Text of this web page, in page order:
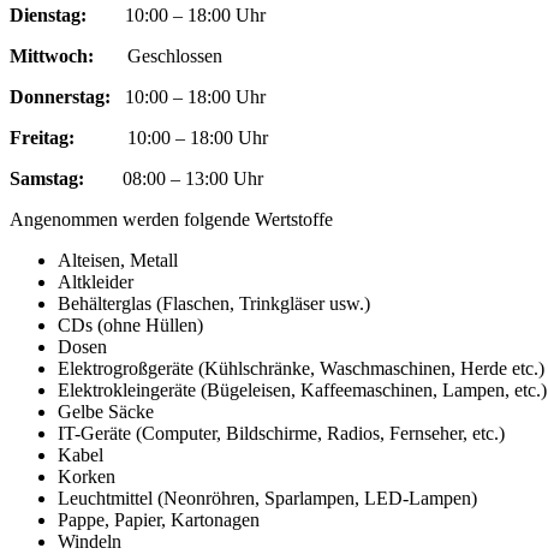
Dienstag: 10:00 – 18:00 Uhr
Mittwoch: Geschlossen
Donnerstag: 10:00 – 18:00 Uhr
Freitag: 10:00 – 18:00 Uhr
Samstag:
08:00 – 13:00 Uhr
Angenommen werden folgende Wertstoffe
Alteisen, Metall
Altkleider
Behälterglas (Flaschen, Trinkgläser usw.)
CDs (ohne Hüllen)
Dosen
Elektrogroßgeräte (Kühlschränke, Waschmaschinen, Herde etc.)
Elektrokleingeräte (Bügeleisen, Kaffeemaschinen, Lampen, etc.)
Gelbe Säcke
IT-Geräte (Computer, Bildschirme, Radios, Fernseher, etc.)
Kabel
Korken
Leuchtmittel (Neonröhren, Sparlampen, LED-Lampen)
Pappe, Papier, Kartonagen
Windeln